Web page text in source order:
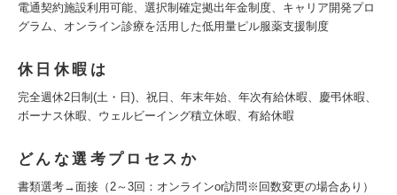
電通契約施設利用可能、選択制確定拠出年金制度、キャリア開発プロ
グラム、オンライン診療を活用した低用量ピル服薬支援制度
休日休暇は
完全週休2日制(土・日)、祝日、年末年始、年次有給休暇、慶弔休暇、
ボーナス休暇、ウェルビーイング積立休暇、有給休暇
どんな選考プロセスか
書類選考→面接（2～3回：オンラインor訪問※回数変更の場合あり）